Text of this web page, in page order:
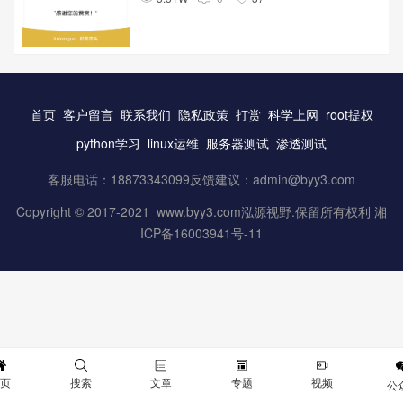
首页 客户留言 联系我们 隐私政策 打赏 科学上网 root提权
python学习 linux运维 服务器测试 渗透测试
客服电话：18873343099反馈建议： admin@byy3.com
Copyright © 2017-2021 www.byy3.com泓源视野.保留所有权利 湘
ICP备16003941号-11
搜索 文章 专题 视频 公